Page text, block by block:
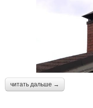
читать дальше →